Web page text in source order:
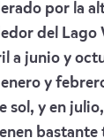
por la
del
a junio y
enero y
sol, y en
bastante